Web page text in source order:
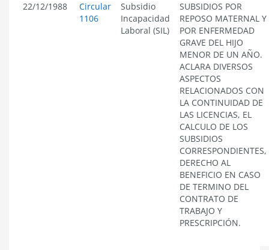
22/12/1988
Circular
1106
Subsidio
Incapacidad
Laboral (SIL)
SUBSIDIOS POR
REPOSO MATERNAL Y
POR ENFERMEDAD
GRAVE DEL HIJO
MENOR DE UN AÑO.
ACLARA DIVERSOS
ASPECTOS
RELACIONADOS CON
LA CONTINUIDAD DE
LAS LICENCIAS, EL
CALCULO DE LOS
SUBSIDIOS
CORRESPONDIENTES,
DERECHO AL
BENEFICIO EN CASO
DE TERMINO DEL
CONTRATO DE
TRABAJO Y
PRESCRIPCIÓN.